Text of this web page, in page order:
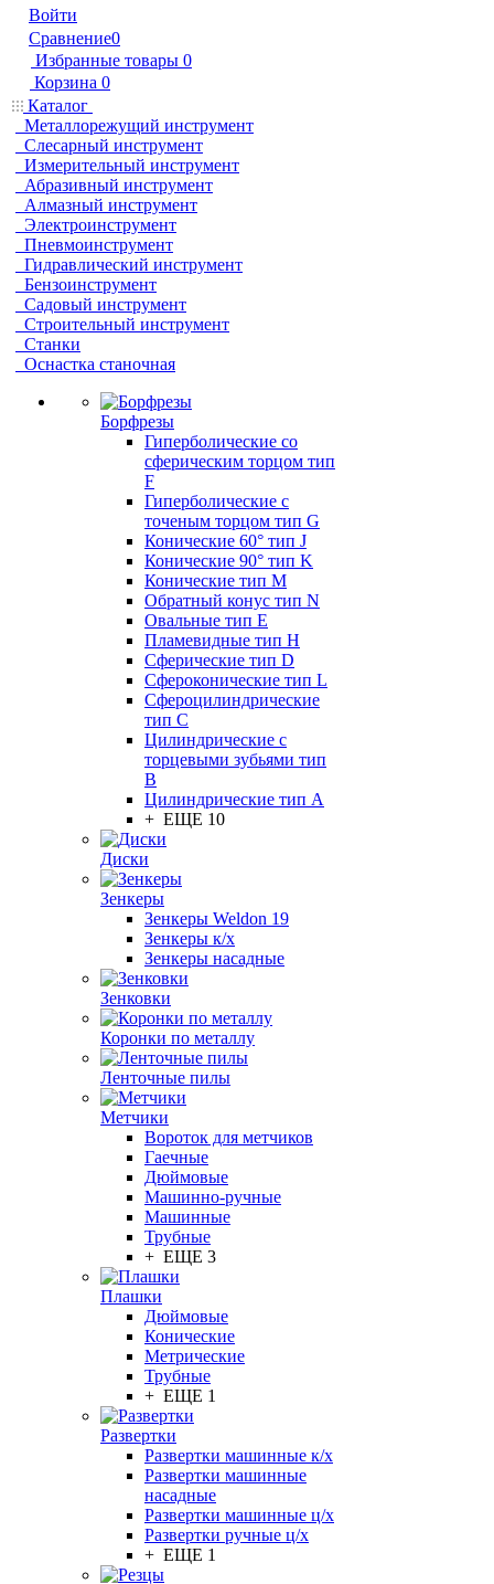
Войти
Сравнение0
Избранные товары 0
Корзина 0
Каталог
Металлорежущий инструмент
Слесарный инструмент
Измерительный инструмент
Абразивный инструмент
Алмазный инструмент
Электроинструмент
Пневмоинструмент
Гидравлический инструмент
Бензоинструмент
Садовый инструмент
Строительный инструмент
Станки
Оснастка станочная
Борфрезы
Гиперболические cо
сферическим торцом тип
F
Гиперболические с
точеным торцом тип G
Конические 60° тип J
Конические 90° тип K
Конические тип M
Обратный конус тип N
Овальные тип E
Пламевидные тип H
Сферические тип D
Сфероконические тип L
Сфероцилиндрические
тип C
Цилиндрические с
торцевыми зубьями тип
B
Цилиндрические тип А
+ ЕЩЕ 10
Диски
Зенкеры
Зенкеры Weldon 19
Зенкеры к/х
Зенкеры насадные
Зенковки
Коронки по металлу
Ленточные пилы
Метчики
Вороток для метчиков
Гаечные
Дюймовые
Машинно-ручные
Машинные
Трубные
+ ЕЩЕ 3
Плашки
Дюймовые
Конические
Метрические
Трубные
+ ЕЩЕ 1
Развертки
Развертки машинные к/х
Развертки машинные
насадные
Развертки машинные ц/х
Развертки ручные ц/х
+ ЕЩЕ 1